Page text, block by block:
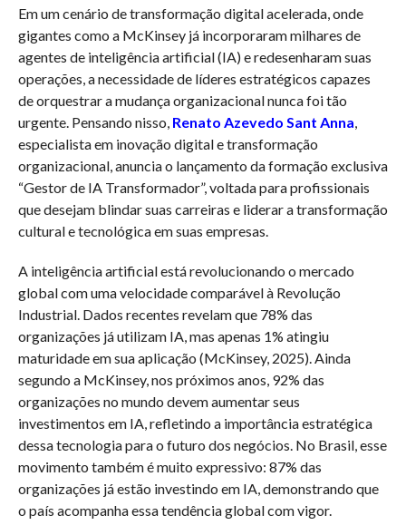
Em um cenário de transformação digital acelerada, onde
gigantes como a McKinsey já incorporaram milhares de
agentes de inteligência artificial (IA) e redesenharam suas
operações, a necessidade de líderes estratégicos capazes
de orquestrar a mudança organizacional nunca foi tão
urgente. Pensando nisso, Renato Azevedo Sant Anna,
especialista em inovação digital e transformação
organizacional, anuncia o lançamento da formação exclusiva
“Gestor de IA Transformador”, voltada para profissionais
que desejam blindar suas carreiras e liderar a transformação
cultural e tecnológica em suas empresas.
A inteligência artificial está revolucionando o mercado
global com uma velocidade comparável à Revolução
Industrial. Dados recentes revelam que 78% das
organizações já utilizam IA, mas apenas 1% atingiu
maturidade em sua aplicação (McKinsey, 2025). Ainda
segundo a McKinsey, nos próximos anos, 92% das
organizações no mundo devem aumentar seus
investimentos em IA, refletindo a importância estratégica
dessa tecnologia para o futuro dos negócios. No Brasil, esse
movimento também é muito expressivo: 87% das
organizações já estão investindo em IA, demonstrando que
o país acompanha essa tendência global com vigor.